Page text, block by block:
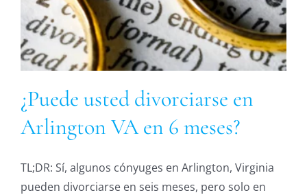
¿Puede usted divorciarse en
Arlington VA en 6 meses?
TL;DR: Sí, algunos cónyuges en Arlington, Virginia
pueden divorciarse en seis meses, pero solo en